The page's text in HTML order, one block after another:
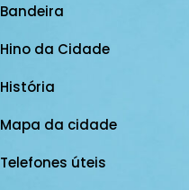
Bandeira
Hino da Cidade
História
Mapa da cidade
Telefones úteis